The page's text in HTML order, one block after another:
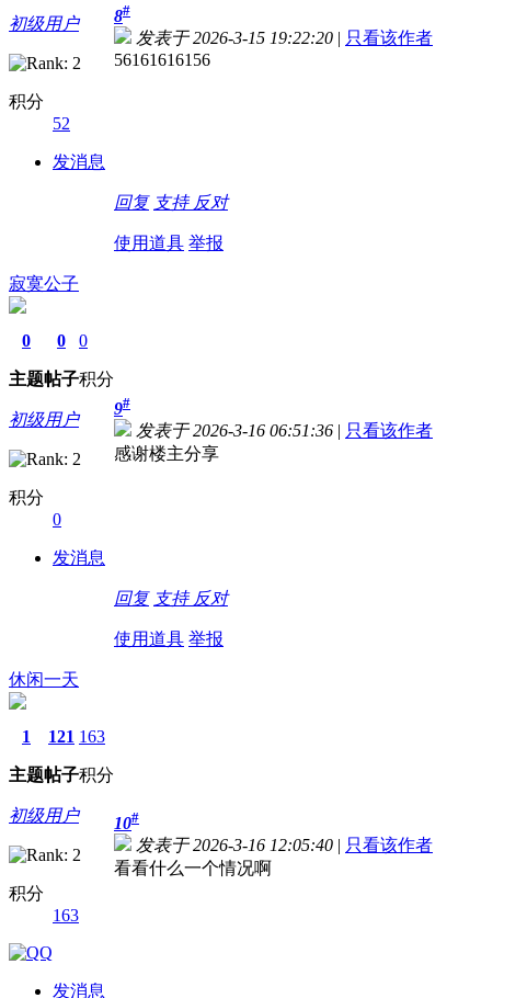
初级用户
积分
52
发消息
8#
发表于 2026-3-15 19:22:20 | 只看该作者
56161616156
回复 支持 反对
使用道具 举报
寂寞公子
0
主题
0
帖子
0
积分
初级用户
积分
0
发消息
9#
发表于 2026-3-16 06:51:36 | 只看该作者
感谢楼主分享
回复 支持 反对
使用道具 举报
休闲一天
1
主题
121
帖子
163
积分
初级用户
积分
163
发消息
10#
发表于 2026-3-16 12:05:40 | 只看该作者
看看什么一个情况啊